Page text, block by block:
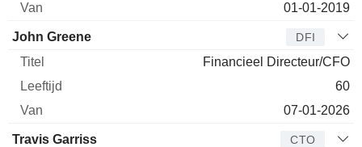
01-01-2019
John Greene DFI
Financieel Directeur/CFO
60
07-01-2026
Travis Garriss CTO